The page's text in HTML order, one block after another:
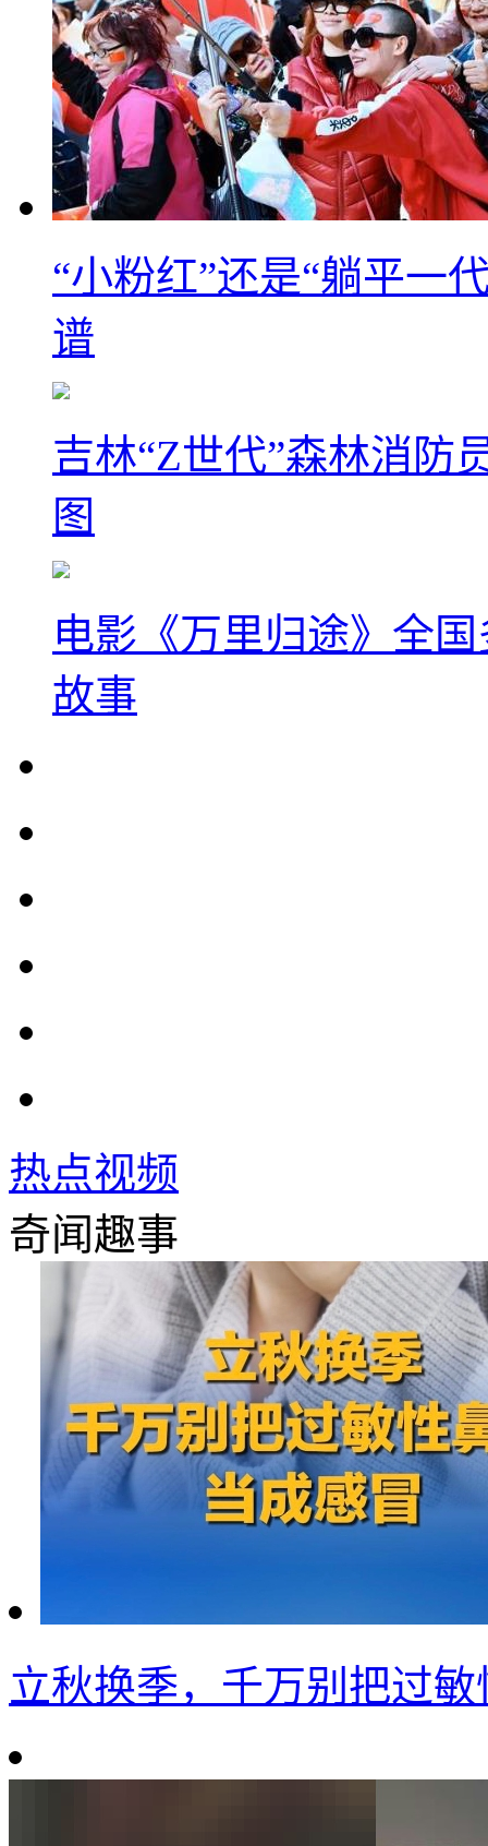
“小粉红”还是“躺平一
谱
吉林“Z世代”森林消防
图
电影《万里归途》全
故事
热点视频
奇闻趣事
立秋换季，千万别把过